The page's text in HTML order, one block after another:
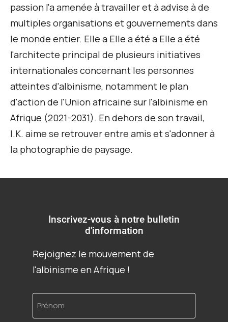
passion l'a amenée à travailler et àadvise à de
multiples organisations et gouvernements dans
le monde entier. Elle a Elle a été a Elle a été
l'architecte principal de plusieurs initiatives
internationales concernant les personnes
atteintes d'albinisme, notamment le plan
d'action de l'Union africaine sur l'albinisme en
Afrique (2021-2031). En dehors de son travail,
I.K. aime se retrouver entre amis et s'adonner à
la photographie de paysage.
Inscrivez-vous à notre bulletin
d'information
Rejoignez le mouvement de
l'albinisme en Afrique !
Prénom